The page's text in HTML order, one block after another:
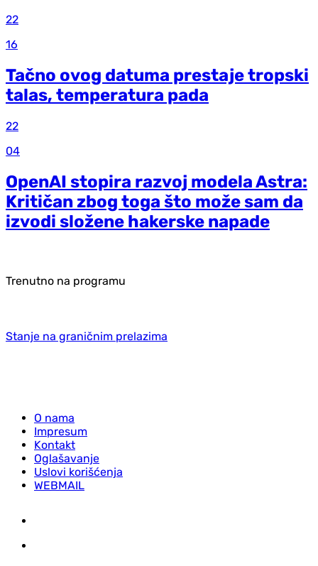
22
16
Tačno ovog datuma prestaje tropski
talas, temperatura pada
22
04
OpenAI stopira razvoj modela Astra:
Kritičan zbog toga što može sam da
izvodi složene hakerske napade
Trenutno na programu
Stanje na graničnim prelazima
O nama
Impresum
Kontakt
Oglašavanje
Uslovi korišćenja
WEBMAIL